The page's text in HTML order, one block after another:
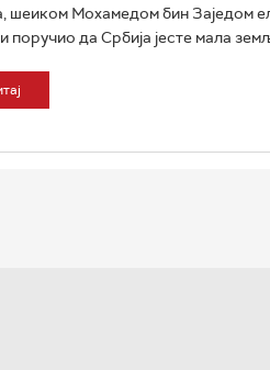
шеиком Мохамедом бин Заједом
поручио да Србија јесте мала